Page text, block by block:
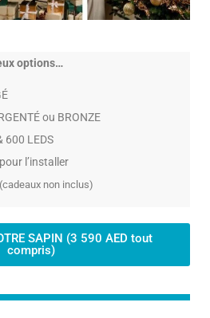
options…
ou BRONZE
600 LEDS
l’installer
(cadeaux non inclus)
SAPIN (3 590 AED tout
compris)